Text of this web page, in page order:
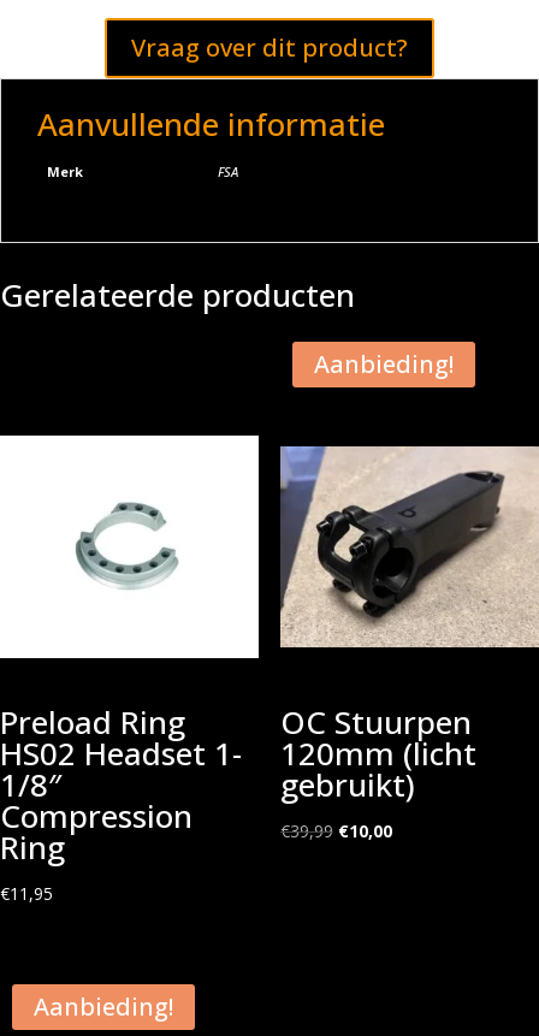
Vraag over dit product?
Aanvullende informatie
Merk FSA
Gerelateerde producten
Preload Ring
HS02 Headset 1-
1/8″
Compression
Ring
€11,95
Aanbieding!
OC Stuurpen
120mm (licht
gebruikt)
€39,99 Oorspronkelijke
€10,00Huidige
Aanbieding!